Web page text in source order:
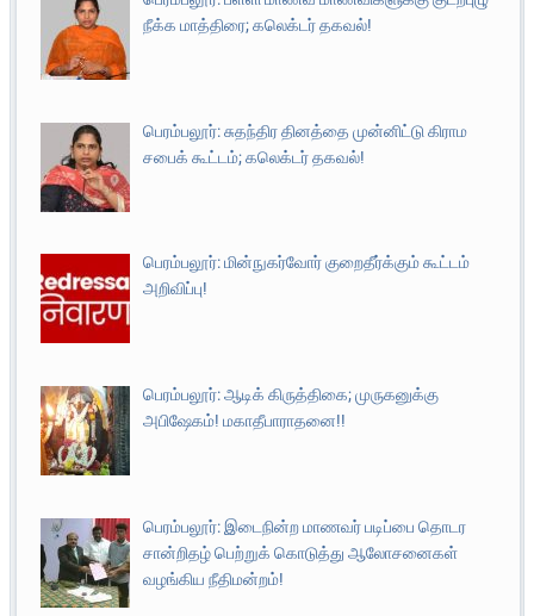
நீக்க மாத்திரை; கலெக்டர் தகவல்!
பெரம்பலூர்: சுதந்திர தினத்தை முன்னிட்டு கிராம
சபைக் கூட்டம்; கலெக்டர் தகவல்!
பெரம்பலூர்: மின்நுகர்வோர் குறைதீர்க்கும் கூட்டம்
அறிவிப்பு!
பெரம்பலூர்: ஆடிக் கிருத்திகை; முருகனுக்கு
அபிஷேகம்! மகாதீபாராதனை!!
பெரம்பலூர்: இடைநின்ற மாணவர் படிப்பை தொடர
சான்றிதழ் பெற்றுக் கொடுத்து ஆலோசனைகள்
வழங்கிய நீதிமன்றம்!